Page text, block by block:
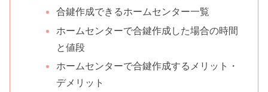
合鍵作成できるホームセンター一覧
ホームセンターで合鍵作成した場合の時間
と値段
ホームセンターで合鍵作成するメリット・
デメリット